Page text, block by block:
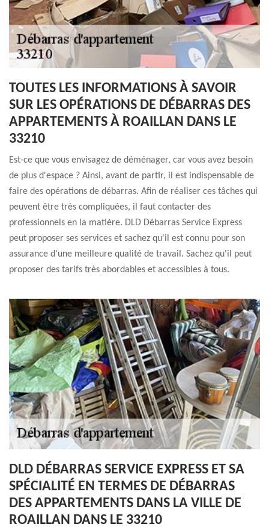
TOUTES LES INFORMATIONS À SAVOIR
SUR LES OPÉRATIONS DE DÉBARRAS DES
APPARTEMENTS À ROAILLAN DANS LE
33210
Est-ce que vous envisagez de déménager, car vous avez besoin
de plus d'espace ? Ainsi, avant de partir, il est indispensable de
faire des opérations de débarras. Afin de réaliser ces tâches qui
peuvent être très compliquées, il faut contacter des
professionnels en la matière. DLD Débarras Service Express
peut proposer ses services et sachez qu'il est connu pour son
assurance d'une meilleure qualité de travail. Sachez qu'il peut
proposer des tarifs très abordables et accessibles à tous.
DLD DÉBARRAS SERVICE EXPRESS ET SA
SPÉCIALITÉ EN TERMES DE DÉBARRAS
DES APPARTEMENTS DANS LA VILLE DE
ROAILLAN DANS LE 33210